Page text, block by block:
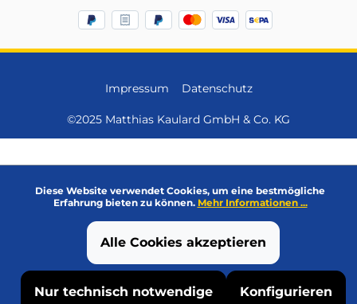
Impressum Datenschutz
©2025 Matthias Kaulard GmbH & Co. KG
Diese Website verwendet Cookies, um eine bestmögliche
Erfahrung bieten zu können. Mehr Informationen ...
Nur technisch notwendige Konfigurieren
Alle Cookies akzeptieren